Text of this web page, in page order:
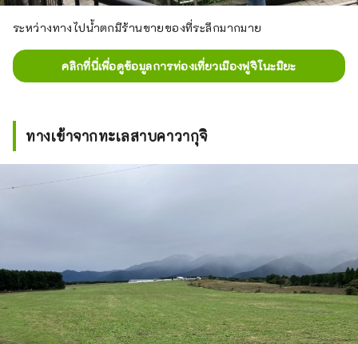
ระหว่างทางไปน้ำตกมีร้านขายของที่ระลึกมากมาย
คลิกที่นี่เพื่อดูข้อมูลการท่องเที่ยวเมืองฟูจิโนะมิยะ
ทางเข้าจากทะเลสาบคาวากุจิ